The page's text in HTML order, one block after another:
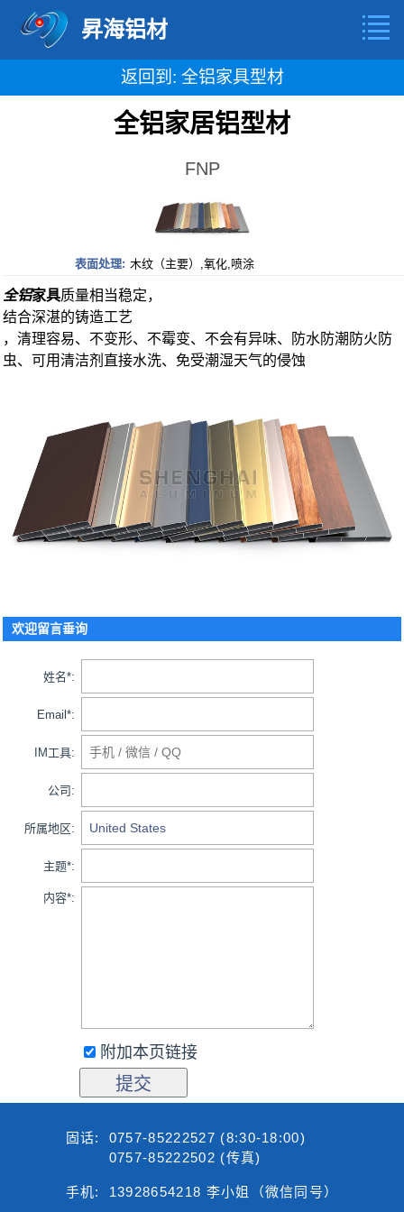
昇海铝材
返回到: 全铝家具型材
全铝家居铝型材
FNP
表面处理: 木纹（主要）,氧化,喷涂
全铝家具质量相当稳定，
结合深湛的铸造工艺
，清理容易、不变形、不霉变、不会有异味、防水防潮防火防
虫、可用清洁剂直接水洗、免受潮湿天气的侵蚀
欢迎留言垂询
姓名*:
Email*:
IM工具:
公司:
所属地区:
主题*:
内容*:
附加本页链接
固话:
0757-85222527 (8:30-18:00)
0757-85222502 (传真)
手机: 13928654218 李小姐（微信同号）